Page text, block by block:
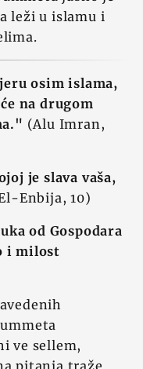
leži u islamu i
osim islama,
na drugom
(Alu Imran,
je slava vaša,
Enbija, 10)
od Gospodara
i milost
ve sellem,
pitanja traže